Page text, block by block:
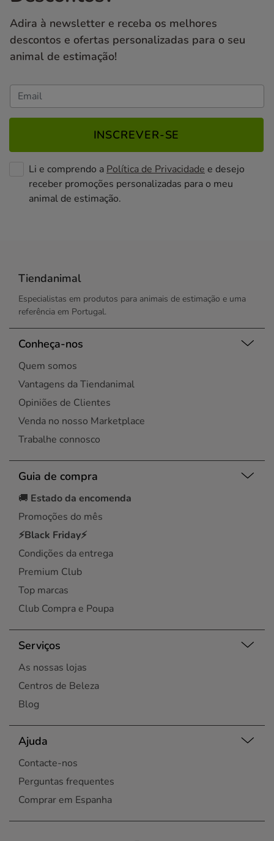
Adira à newsletter e receba os melhores
descontos e ofertas personalizadas para o seu
animal de estimação!
INSCREVER-SE
Li e comprendo a Política de Privacidade e desejo
receber promoções personalizadas para o meu
animal de estimação.
Tiendanimal
Especialistas em produtos para animais de estimação e uma
referência em Portugal.
Conheça-nos
Quem somos
Vantagens da Tiendanimal
Opiniões de Clientes
Venda no nosso Marketplace
Trabalhe connosco
Guia de compra
🚚 Estado da encomenda
Promoções do mês
⚡Black Friday⚡
Condições da entrega
Premium Club
Top marcas
Club Compra e Poupa
Serviços
As nossas lojas
Centros de Beleza
Blog
Ajuda
Contacte-nos
Perguntas frequentes
Comprar em Espanha